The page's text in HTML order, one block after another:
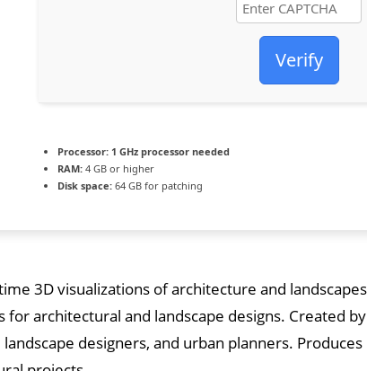
Verify
Processor: 1 GHz processor needed
RAM: 4 GB or higher
Disk space: 64 GB for patching
3D visualizations of architecture and
architectural and landscape designs. Created
designers, and urban planners.